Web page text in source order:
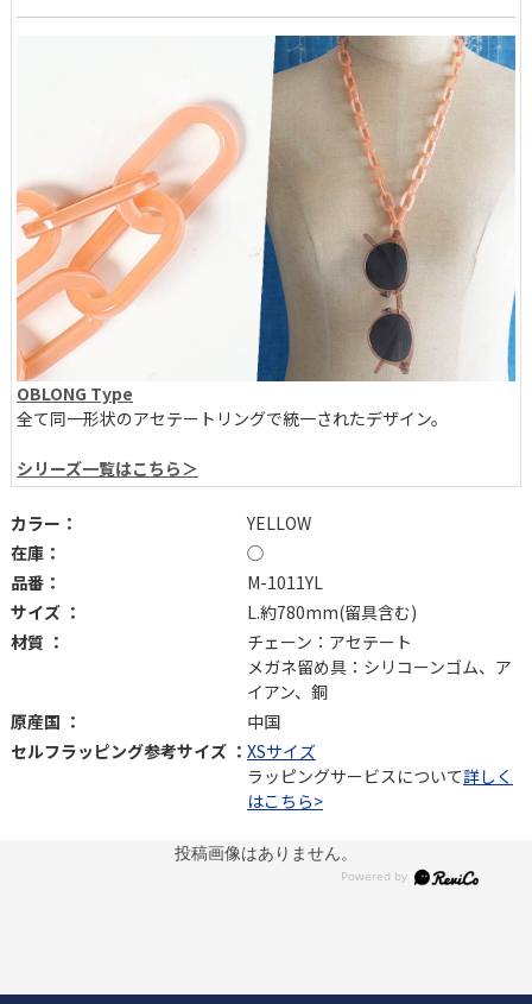
OBLONG Type
全て同一形状のアセテートリングで統一されたデザイン。
シリーズ一覧はこちら＞
カラー：
YELLOW
在庫：
◯
品番：
M-1011YL
サイズ ：
L.約780mm(留具含む)
材質 ：
チェーン：アセテート
メガネ留め具：シリコーンゴム、ア
イアン、銅
原産国 ：
中国
セルフラッピング参考サイズ ： XSサイズ
ラッピングサービスについて詳しく
はこちら>
投稿画像はありません。